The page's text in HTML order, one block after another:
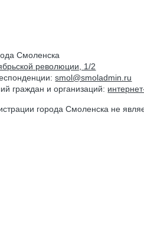
Смоленска
революции, 1/2
smol@smoladmin.ru
граждан и организаций:
города Смоленска не